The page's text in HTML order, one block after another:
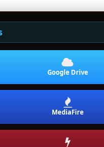
Google Drive
MediaFire